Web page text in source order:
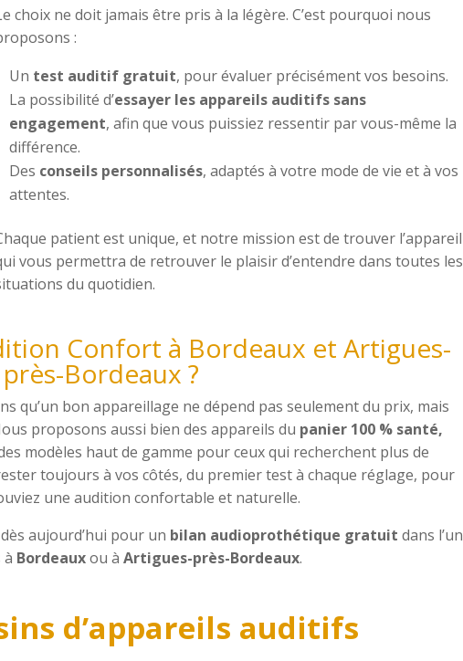
choix ne doit jamais être pris à la légère. C’est pourquoi nous
:
Un test auditif gratuit, pour évaluer précisément vos besoins.
La possibilité d’essayer les appareils auditifs sans
engagement, afin que vous puissiez ressentir par vous-même la
différence.
Des conseils personnalisés, adaptés à votre mode de vie et à vos
attentes.
patient est unique, et notre mission est de trouver l’appareil
vous permettra de retrouver le plaisir d’entendre dans toutes les
du quotidien.
Confort à Bordeaux et Artigues-
près-Bordeaux ?
qu’un bon appareillage ne dépend pas seulement du prix, mais
proposons aussi bien des appareils du panier 100 % santé,
modèles haut de gamme pour ceux qui recherchent plus de
toujours à vos côtés, du premier test à chaque réglage, pour
une audition confortable et naturelle.
aujourd’hui pour un bilan audioprothétique gratuit dans l’un
à Bordeauxou àArtigues-près-Bordeaux.
d’appareils auditifs